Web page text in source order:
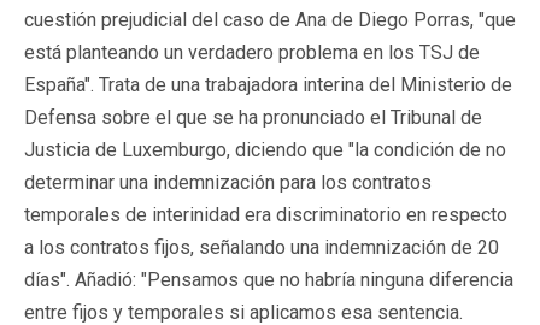
cuestión prejudicial del caso de Ana de Diego Porras, "que
está planteando un verdadero problema en los TSJ de
España". Trata de una trabajadora interina del Ministerio de
Defensa sobre el que se ha pronunciado el Tribunal de
Justicia de Luxemburgo, diciendo que "la condición de no
determinar una indemnización para los contratos
temporales de interinidad era discriminatorio en respecto
a los contratos fijos, señalando una indemnización de 20
días". Añadió: "Pensamos que no habría ninguna diferencia
entre fijos y temporales si aplicamos esa sentencia.